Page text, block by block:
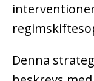
Denna